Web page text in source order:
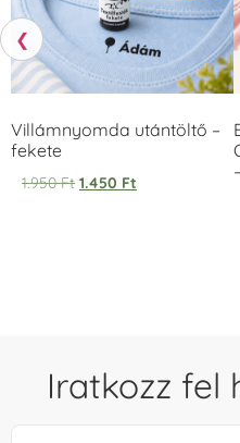
❮
Villámnyomda utántöltő –
fekete
1.950Ft 1.450 Ft
Iratkozz fel